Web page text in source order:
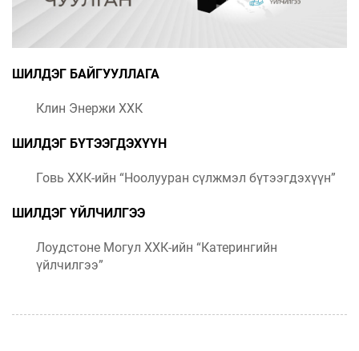
ШИЛДЭГ БАЙГУУЛЛАГА
Клин Энержи ХХК
ШИЛДЭГ БҮТЭЭГДЭХҮҮН
Говь ХХК-ийн “Ноолууран сүлжмэл бүтээгдэхүүн”
ШИЛДЭГ ҮЙЛЧИЛГЭЭ
Лоудстоне Могул ХХК-ийн “Катерингийн
үйлчилгээ”